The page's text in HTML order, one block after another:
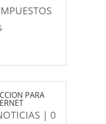
PARA
| 0